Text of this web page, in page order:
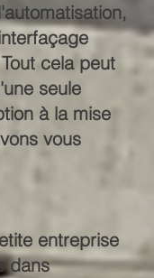
cela peut
seule
à la mise
vous
entreprise
dans